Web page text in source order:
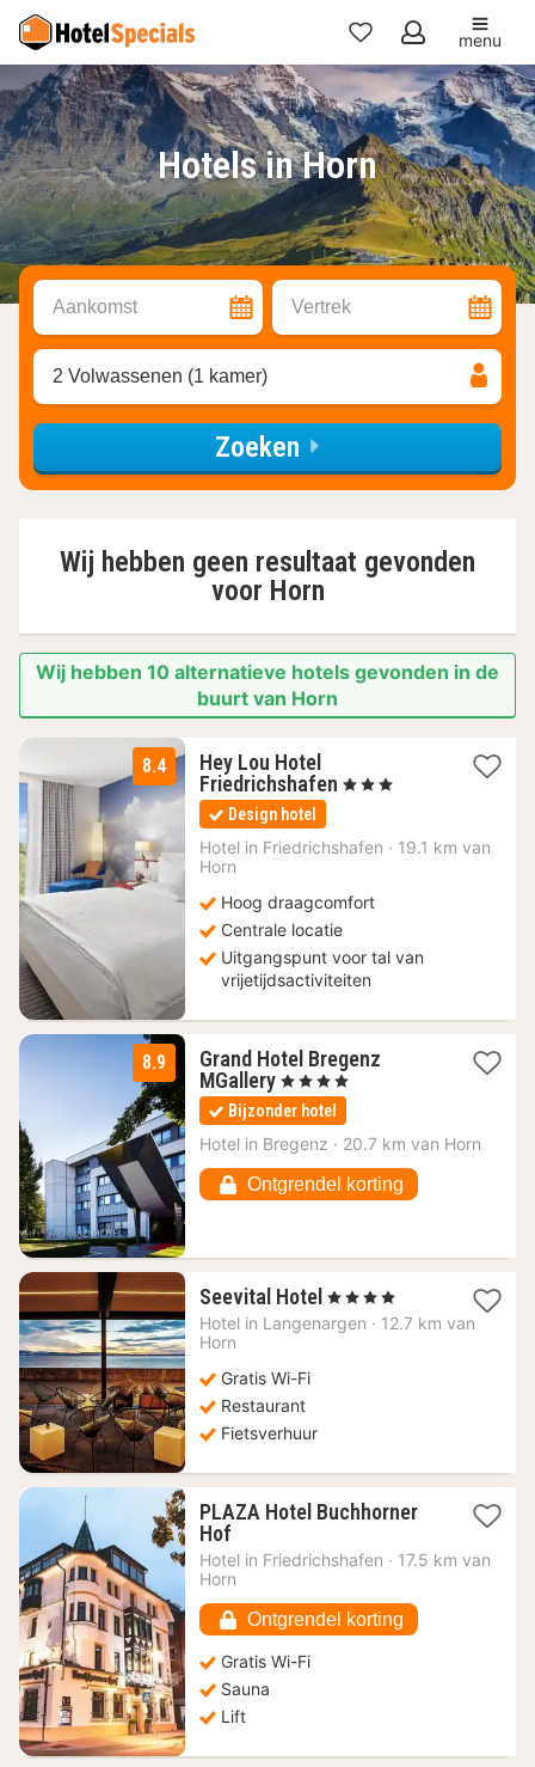
Mijn
favorieten
menu
Hotels in Horn
Aankomst Vertrek
2 Volwassenen (1 kamer)
Zoeken
Wij hebben geen resultaat gevonden
voor Horn
Wij hebben 10 alternatieve hotels gevonden in de
buurt van Horn
8.4
Hey Lou Hotel
Friedrichshafen 2
64
, 3 Sterren
Design hotel
Hotel in Friedrichshafen · 19.1 km van
Horn
Hoog draagcomfort
Centrale locatie
Uitgangspunt voor tal van
vrijetijdsactiviteiten
8.9
Grand Hotel Bregenz
MGallery 2
nachten
vanaf
112,50
€
, 4 Sterren
Bijzonder hotel
Hotel in Bregenz · 20.7 km van Horn
Ontgrendel korting
Seevital Hotel 1
nacht
vanaf
, 4 Sterren
Hotel in Langenargen · 12.7 km van
Horn
Gratis Wi-Fi
Restaurant
Fietsverhuur
PLAZA Hotel Buchhorner
Hof1
nacht
vanaf
€
Hotel in Friedrichshafen · 17.5 km van
Horn
Ontgrendel korting
Gratis Wi-Fi
Sauna
Lift